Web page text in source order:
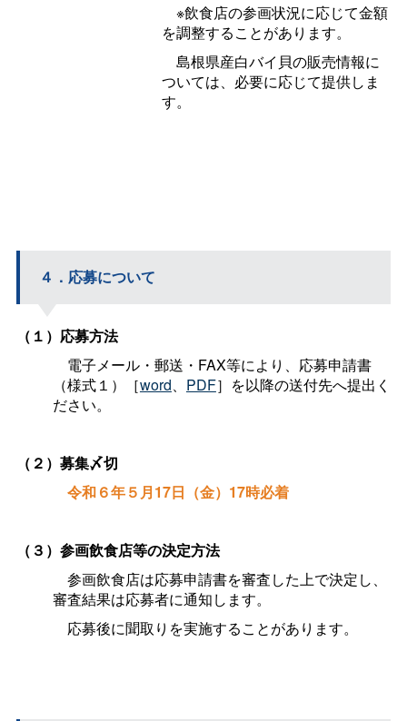
※飲食店の参画状況に応じて金額
を調整することがあります。
島根県産白バイ貝の販売情報に
ついては、必要に応じて提供しま
す。
４．応募について
（１）応募方法
電子メール・郵送・FAX等により、応募申請書
（様式１）［word、 PDF］を以降の送付先へ提出く
ださい。
（２）募集〆切
令和６年５月17日（金）17時必着
（３）参画飲食店等の決定方法
参画飲食店は応募申請書を審査した上で決定し、
審査結果は応募者に通知します。
応募後に聞取りを実施することがあります。